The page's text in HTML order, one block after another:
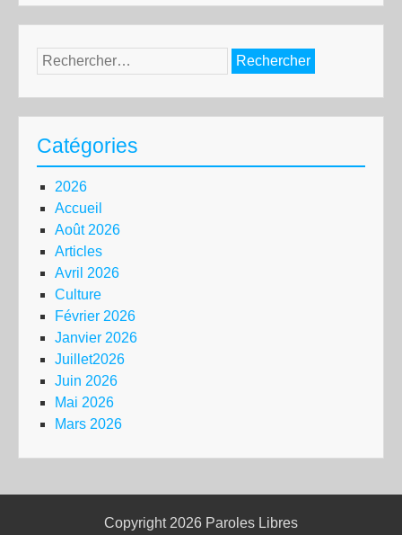
Rechercher :
Catégories
2026
Accueil
Août 2026
Articles
Avril 2026
Culture
Février 2026
Janvier 2026
Juillet2026
Juin 2026
Mai 2026
Mars 2026
Copyright 2026 Paroles Libres